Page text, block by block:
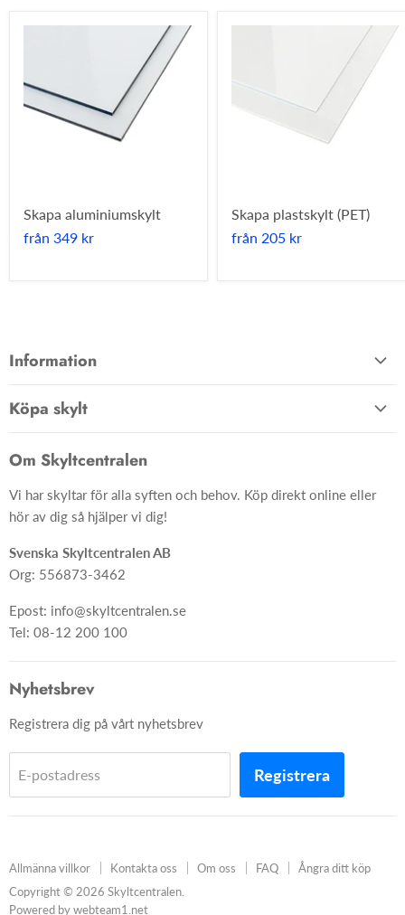
Skapa aluminiumskylt
från 349 kr
Skapa plastskylt (PET)
från 205 kr
Information
Om oss
Ångra ditt köp
Köpa skylt
Material
Skyltar
Skapa skylt från grunden
Om Skyltcentralen
Vi har skyltar för alla syften och behov. Köp direkt online eller
hör av dig så hjälper vi dig!
Svenska Skyltcentralen AB
Org: 556873-3462
Epost: info@skyltcentralen.se
Tel: 08-12 200 100
Nyhetsbrev
Registrera dig på vårt nyhetsbrev
E-postadress Registrera
Allmänna villkor Kontakta oss Om oss FAQ
Ångra ditt köp
Copyright © 2026 Skyltcentralen.
Powered by webteam1.net